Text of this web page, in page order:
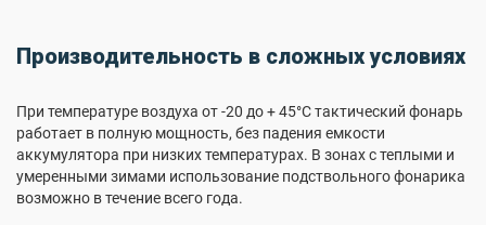
Производительность в сложных условиях
При температуре воздуха от -20 до + 45°C тактический фонарь
работает в полную мощность, без падения емкости
аккумулятора при низких температурах. В зонах с теплыми и
умеренными зимами использование подствольного фонарика
возможно в течение всего года.